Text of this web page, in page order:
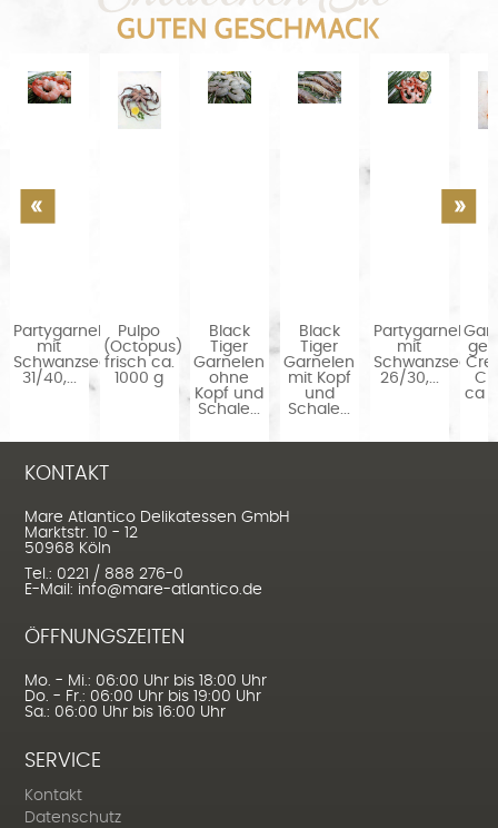
Partygarnelen
mit
Schwanzsegment
31/40,...
Pulpo
(Octopus)
frisch ca.
1000 g
Black
Tiger
Garnelen
ohne
Kopf und
Schale...
Black
Tiger
Garnelen
mit Kopf
und
Schale...
Partygarnelen
mit
26/30,...
ca
KONTAKT
Mare Atlantico Delikatessen GmbH
Marktstr. 10 - 12
50968 Köln
Tel.: 0221 / 888 276-0
E-Mail: info@mare-atlantico.de
ÖFFNUNGSZEITEN
Mo. - Mi.: 06:00 Uhr bis 18:00 Uhr
Do. - Fr.: 06:00 Uhr bis 19:00 Uhr
Sa.: 06:00 Uhr bis 16:00 Uhr
SERVICE
Kontakt
Datenschutz